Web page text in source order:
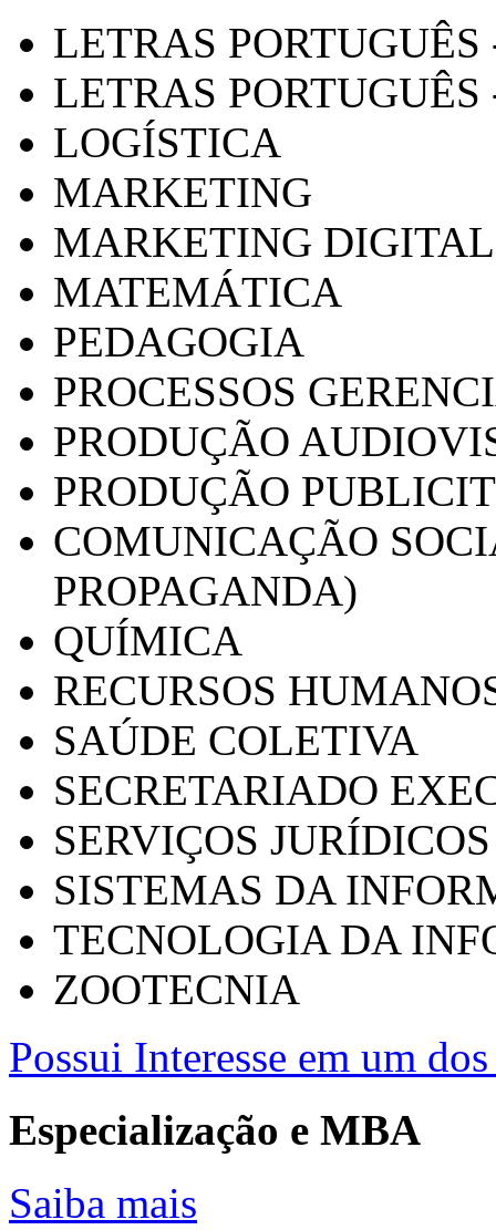
LETRAS
LETRAS PORTUGUÊS
LOGÍSTICA
MARKETING
MARKETING DIGITAL
MATEMÁTICA
PEDAGOGIA
PROCESSOS
PRODUÇÃO
PRODUÇÃO
COMUNICAÇÃO
PROPAGANDA)
QUÍMICA
RECURSOS
SAÚDE COLETIVA
SECRETARIADO
SERVIÇOS
SISTEMAS DA
TECNOLOGIA DA
ZOOTECNIA
Possui Interesse em um
Especialização e MBA
Saiba mais